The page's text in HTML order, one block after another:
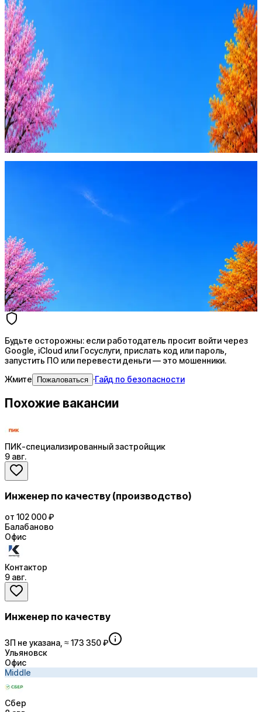
Будьте осторожны: если работодатель просит войти через
Google, iCloud или Госуслуги, прислать код или пароль,
запустить ПО или перевести деньги — это мошенники.
Жмите Пожаловаться
Стратегия поиска с AI: рынки, позиции, вилка, каналы
Будьте осторожны: если работодатель просит войти через
Google, iCloud или Госуслуги, прислать код или пароль,
запустить ПО или перевести деньги — это мошенники.
Жмите
Пожаловаться ·Гайд по безопасности
Похожие вакансии
ПИК-специализированный застройщик
9 авг.
Инженер по качеству (производство)
от 102 000 ₽
Балабаново
Офис
Контактор
9 авг.
Инженер по качеству
ЗП не указана, ≈ 173 350 ₽
Ульяновск
Офис
Middle
Сбер